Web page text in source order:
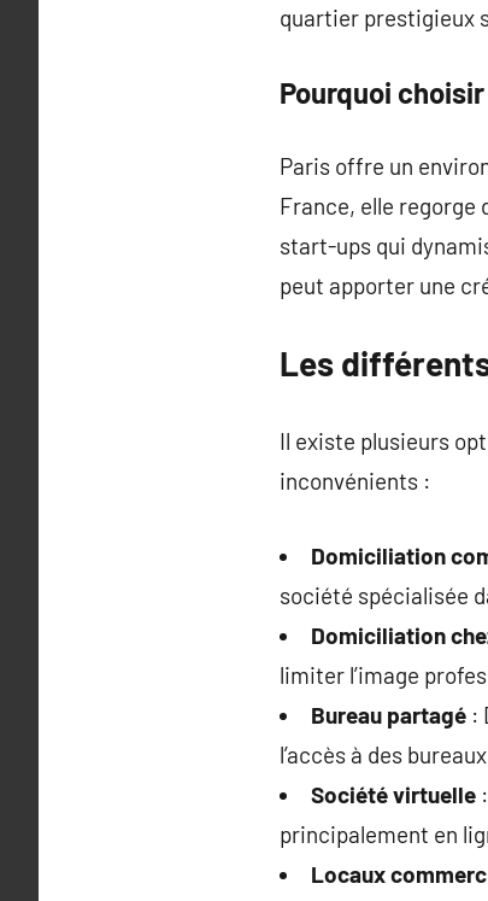
quartier prestigieux
Pourquoi
Paris offre un
France, elle regorge
start-ups qui
peut apporter une
Les
Il existe plusieurs
inconvénients :
Domiciliation
société spécialisée
Domiciliation
limiter l’image
Bureau partagé :
l’accès à des
Société virtuelle
principalement en
Locaux